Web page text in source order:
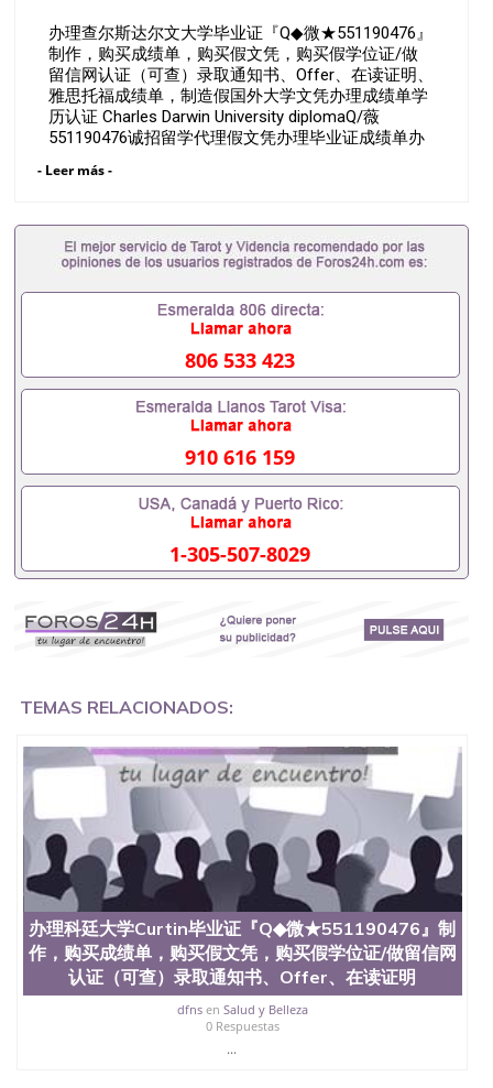
查）录取通知书、Offer、在读证明、雅
办理查尔斯达尔文大学毕业证『Q◆微★551190476』
制作，购买成绩单，购买假文凭，购买假学位证/做
留信网认证（可查）录取通知书、Offer、在读证明、
雅思托福成绩单，制造假国外大学文凭办理成绩单学
历认证 Charles Darwin University diplomaQ/薇
551190476诚招留学代理假文凭办理毕业证成绩单办
留信网认证办理留服认证办理学历认证办理学生卡办
凭办理英国文凭办理加拿大文凭办理德国文凭 一、快
速办理材料： 1、毕业证+成绩单+留学回国人员证明
+教育部认证,录取通知书，雅思。（全套留学回国必
2、雅思、托福，OFFER，在读证明，学生卡等留学
相关材料（申请学校、转学，甚至是申请工签都可以
证成绩单，学校，专业，学位，毕业时间都可以根据
客户要求安排。 国内找工作假的毕业证可以用吗
551190476假的毕业证成绩单可以办学历认证吗
551190476要定居国外需要办理什么材料551190476
入职事业单位/国企假的毕业证会查吗551190476入职
国企/事业单位需要些什么材料551190476办理假毕业
证在国内能用吗, 挂科拿不到毕业证怎么办, 毕业证丢
了怎么办, 没有正常毕业怎么办理毕业证,没毕业可以
办学历认证吗,您是否因为中途辍学、挂科而没有正常
毕业551190476您是否因为递交材料不齐而被拒之门
外551190476您是否因没正常毕业而导致回国得不到
怎么办551190476找工作没有文凭怎么办,怎么办理本
科/研究生文凭551190476如何办理本科/硕士毕业证
551190476国外大学文凭可以打工作吗551190476怎
证551190476哪里可以办理澳洲毕业证551190476留
学生在哪里可以买假毕业证551190476哪里可以办理
加拿大毕业证551190476申请学校办理假的毕业证成
绩单可以吗551190476哪里可以办理水印成绩单
551190476哪里可以修改成绩单GPA分数551190476
假毕业证能查出来吗551190476假文凭网上能查到吗
551190476 如何拿到国外毕业证QQ微信551190476办
假大学毕业证QQ微信551190476国外毕业证去哪认证
QQ微信551190476找毕业证封皮QQ微信551190476国
外毕业证外壳定制QQ微信551190476快速代办国外毕
业证QQ微信551190476快速拿到国外文凭QQ微信
551190476国外留学文凭认证QQ微信551190476国外
文凭回国认证QQ微信551190476泰国文凭办理QQ微
信551190476法国留学回国证明QQ微信551190476 国
外烫金照片QQ微信551190476外国文凭在中国有用吗
QQ微信551190476德国留学回国证明QQ微信
- Leer más -
806 533 423
910 616 159
1-305-507-8029
TEMAS RELACIONADOS:
办理科廷大学Curtin毕业证『Q◆微★551190476』制
作，购买成绩单，购买假文凭，购买假学位证/做留信网
认证（可查）录取通知书、Offer、在读证明
dfnsen Salud y Belleza
0 Respuestas
...